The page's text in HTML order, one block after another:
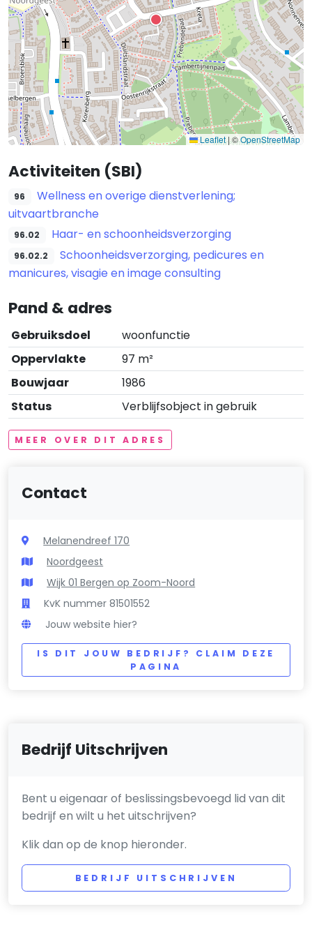
Leaflet |©OpenStreetMap
Activiteiten (SBI)
96
Wellness en overige dienstverlening;
uitvaartbranche
96.02 Haar- en schoonheidsverzorging
96.02.2
Schoonheidsverzorging, pedicures en
manicures, visagie en image consulting
Pand & adres
Gebruiksdoel
woonfunctie
Oppervlakte
97 m²
Bouwjaar
1986
Status
Verblijfsobject in gebruik
MEER OVER DIT ADRES
Contact
Melanendreef 170
Noordgeest
Wijk 01 Bergen op Zoom-Noord
KvK nummer 81501552
Jouw website hier?
IS DIT JOUW BEDRIJF? CLAIM DEZE
PAGINA
Bedrijf Uitschrijven
Bent u eigenaar of beslissingsbevoegd lid van dit
bedrijf en wilt u het uitschrijven?
Klik dan op de knop hieronder.
BEDRIJF UITSCHRIJVEN